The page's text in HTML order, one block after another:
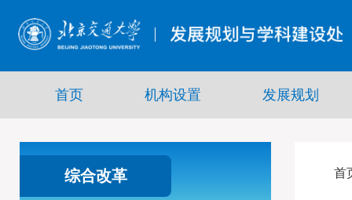
首页 机构设置 发展规划
综合改革 首